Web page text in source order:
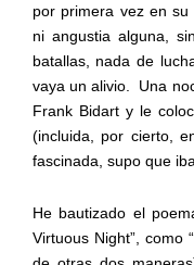
por primera vez en su
ni angustia alguna,
batallas, nada de
vaya un alivio.
Una
Frank Bidart y le
(incluida, por cierto,
fascinada, supo que
He bautizado el
Virtuous Night”, como